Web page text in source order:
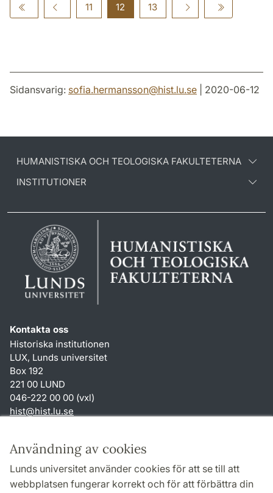
Användning av cookies
Lunds universitet använder cookies för att se till att
webbplatsen fungerar korrekt och för att förbättra din
11 12 13
Sidansvarig: sofia.hermansson@hist.lu.se | 2020-06-12
HUMANISTISKA OCH TEOLOGISKA FAKULTETERNA
INSTITUTIONER
Kontakta oss
Historiska institutionen
LUX, Lunds universitet
Box 192
221 00 LUND
046-222 00 00 (vxl)
hist@hist.lu.se
Genvägar
Om webbplatsen och cookies
Behandling av personuppgifter